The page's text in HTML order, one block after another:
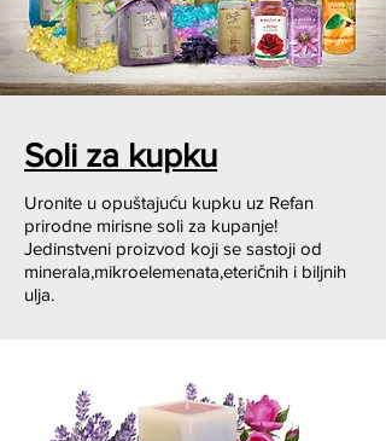
Soli za kupku
Uronite u opuštajuću kupku uz Refan
prirodne mirisne soli za kupanje!
Jedinstveni proizvod koji se sastoji od
minerala,mikroelemenata,eteričnih i biljnih
ulja.